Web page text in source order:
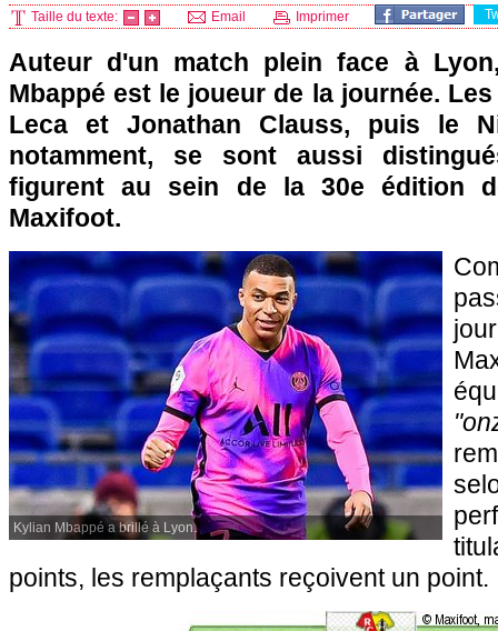
Taille du texte: Email Imprimer
Auteur d'un match plein face à
Mbappé est le joueur de la journée.
Leca et Jonathan Clauss, puis le
notamment, se sont aussi
figurent au sein de la 30e édition
Maxifoot.
Kylian Mbappé a brillé à Lyon.
points, les remplaçants reçoivent un point.